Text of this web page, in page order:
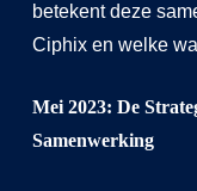
betekent deze
Ciphix en welke
Mei 2023: De
Samenwerking